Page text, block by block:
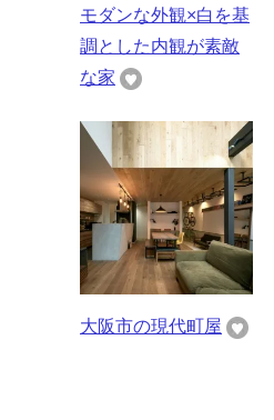
モダンな外観×白を基
調とした内観が素敵
な家
大阪市の現代町屋